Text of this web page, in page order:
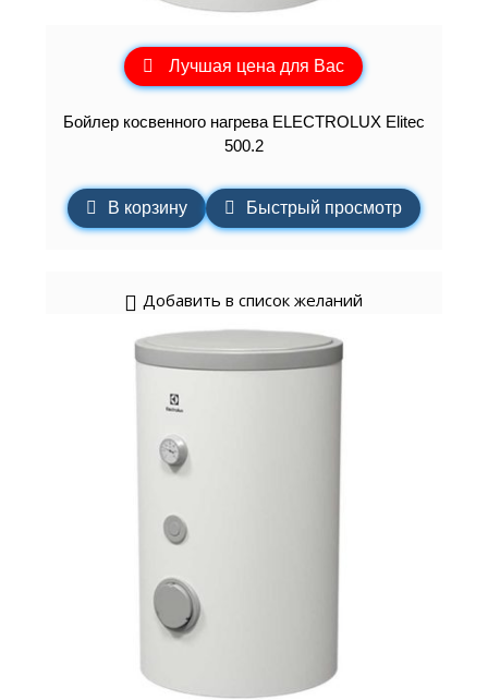
Лучшая цена для Вас
Бойлер косвенного нагрева ELECTROLUX Elitec
500.2
В корзину Быстрый просмотр
Добавить в список желаний